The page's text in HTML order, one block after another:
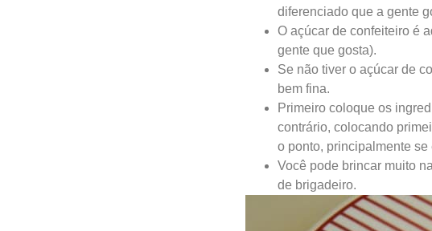
diferenciado que a gente
O açúcar de confeiteiro é
gente que gosta).
Se não tiver o açúcar de
bem fina.
Primeiro coloque os
contrário, colocando
o ponto, principalmente
Você pode brincar muito
de brigadeiro.